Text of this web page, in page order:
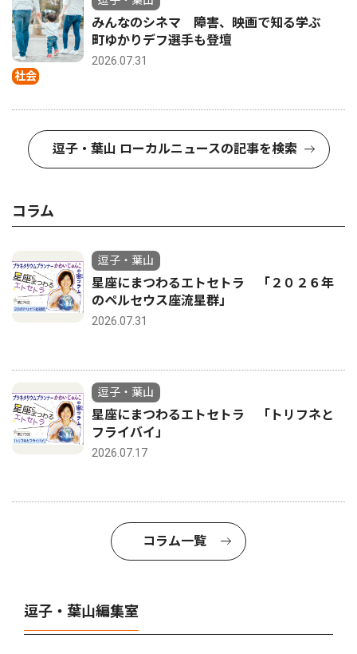
社会
みんなのシネマ 障害、映画で知る学ぶ
町ゆかりデフ選手も登壇
2026.07.31
逗子・葉山 ローカルニュースの記事を検索
コラム
逗子・葉山
星座にまつわるエトセトラ 「２０２６年
のペルセウス座流星群」
2026.07.31
逗子・葉山
星座にまつわるエトセトラ 「トリフネと
フライバイ」
2026.07.17
コラム一覧
逗子・葉山編集室